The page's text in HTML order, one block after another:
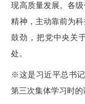
现高质量发展。各
精神，主动靠前为
鼓劲，把党中央关
处。
※这是习近平总书
第三次集体学习时的